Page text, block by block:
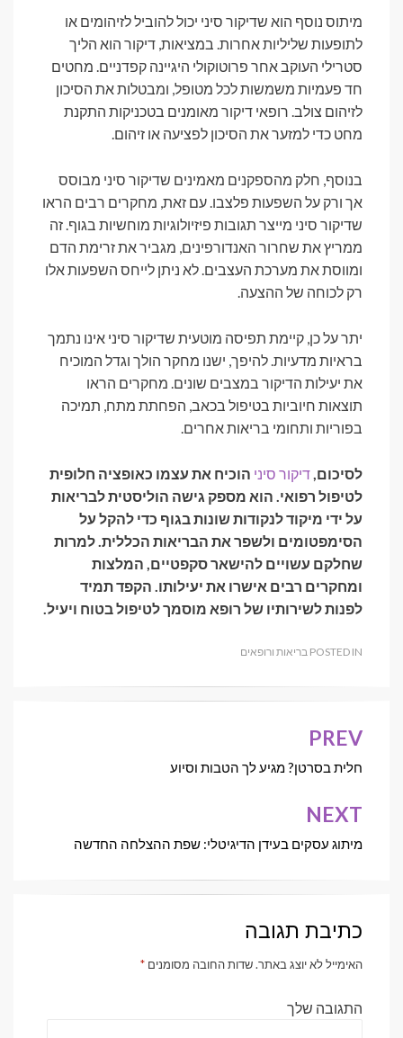
מיתוס נוסף הוא שדיקור סיני יכול להוביל לזיהומים או
לתופעות שליליות אחרות. במציאות, דיקור הוא הליך
סטרילי העוקב אחר פרוטוקולי היגיינה קפדניים. מחטים
חד פעמיות משמשות לכל מטופל, ומבטלות את הסיכון
לזיהום צולב. רופאי דיקור מאומנים בטכניקות התקנת
מחט כדי למזער את הסיכון לפציעה או זיהום.
בנוסף, חלק מהספקנים מאמינים שדיקור סיני מבוסס
אך ורק על השפעות פלצבו. עם זאת, מחקרים רבים הראו
שדיקור סיני מייצר תגובות פיזיולוגיות מוחשיות בגוף. זה
ממריץ את שחרור האנדורפינים, מגביר את זרימת הדם
ומווסת את מערכת העצבים. לא ניתן לייחס השפעות אלו
רק לכוחה של ההצעה.
יתר על כן, קיימת תפיסה מוטעית שדיקור סיני אינו נתמך
בראיות מדעיות. להיפך, ישנו מחקר הולך וגדל המוכיח
את יעילות הדיקור במצבים שונים. מחקרים הראו
תוצאות חיוביות בטיפול בכאב, הפחתת מתח, תמיכה
בפוריות ותחומי בריאות אחרים.
לסיכום,דיקור סיני הוכיח את עצמו כאופציה חלופית
לטיפול רפואי. הוא מספק גישה הוליסטית לבריאות
על ידי מיקוד לנקודות שונות בגוף כדי להקל על
הסימפטומים ולשפר את הבריאות הכללית. למרות
שחלקם עשויים להישאר סקפטיים, המלצות
ומחקרים רבים אישרו את יעילותו. הקפד תמיד
לפנות לשירותיו של רופא מוסמך לטיפול בטוח ויעיל.
POSTED IN בריאות ורופאים
ניווט
PREV
חלית בסרטן? מגיע לך הטבות וסיוע
NEXT
מיתוג עסקים בעידן הדיגיטלי: שפת ההצלחה החדשה
כתיבת תגובה
האימייל לא יוצג באתר.שדות החובה מסומנים *
התגובה שלך